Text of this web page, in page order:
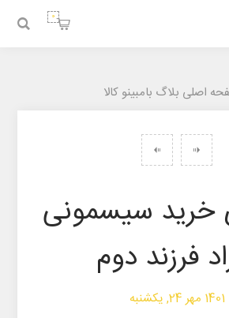
0
اصلی بلاگ بامبینو کالا
خرید سیسمونی
فرزند دوم
1401 مهر 24, یکشنبه